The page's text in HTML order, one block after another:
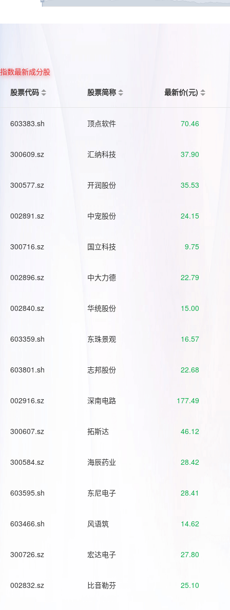
指数最新成分股
股票代码
股票简称 最新价(元)
603383.sh 顶点软件 70.46
300609.sz 汇纳科技 37.90
300577.sz 开润股份 35.53
002891.sz 中宠股份 24.15
300716.sz 国立科技 9.75
002896.sz 中大力德 22.79
002840.sz 华统股份 15.00
603359.sh 东珠景观 16.57
603801.sh 志邦股份 22.68
002916.sz 深南电路 177.49
300607.sz 拓斯达 46.12
300584.sz 海辰药业 28.42
603595.sh 东尼电子 28.41
603466.sh 风语筑 14.62
300726.sz 宏达电子 27.80
002832.sz 比音勒芬 25.10